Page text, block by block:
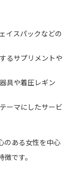
イスパックなどの
るサプリメントや
具や着圧レギン
ーマにしたサービ
のある女性を中心
です。